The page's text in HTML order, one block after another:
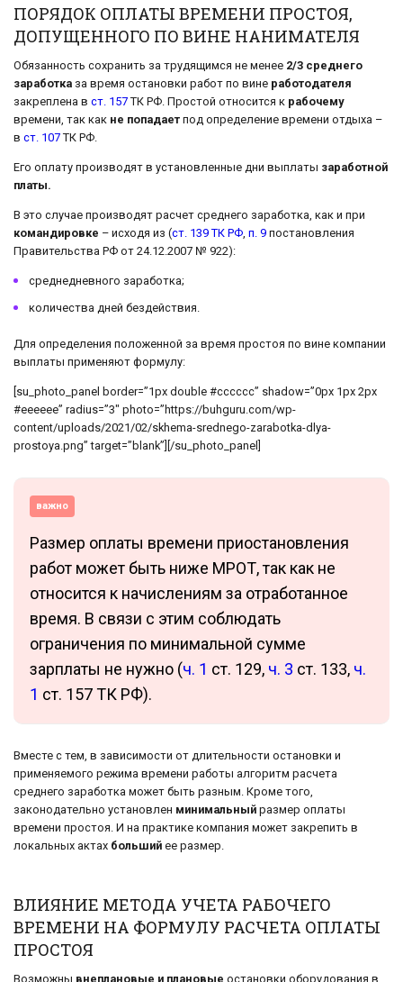
ПОРЯДОК ОПЛАТЫ ВРЕМЕНИ ПРОСТОЯ,
ДОПУЩЕННОГО ПО ВИНЕ НАНИМАТЕЛЯ
Обязанность сохранить за трудящимся не менее 2/3 среднего
заработка за время остановки работ по вине работодателя
закреплена в ст. 157 ТК РФ. Простой относится к рабочему
времени, так как не попадает под определение времени отдыха –
в ст. 107 ТК РФ.
Его оплату производят в установленные дни выплаты заработной
платы.
В это случае производят расчет среднего заработка, как и при
командировке – исходя из (ст. 139 ТК РФ, п. 9 постановления
Правительства РФ от 24.12.2007 № 922):
среднедневного заработка;
количества дней бездействия.
Для определения положенной за время простоя по вине компании
выплаты применяют формулу:
[su_photo_panel border=”1px double #cccccc” shadow=”0px 1px 2px
#eeeeee” radius=”3″ photo=”https://buhguru.com/wp-
content/uploads/2021/02/skhema-srednego-zarabotka-dlya-
prostoya.png” target=”blank”][/su_photo_panel]
важно
Размер оплаты времени приостановления
работ может быть ниже МРОТ, так как не
относится к начислениям за отработанное
время. В связи с этим соблюдать
ограничения по минимальной сумме
зарплаты не нужно (ч. 1 ст. 129, ч. 3 ст. 133, ч.
1 ст. 157 ТК РФ).
Вместе с тем, в зависимости от длительности остановки и
применяемого режима времени работы алгоритм расчета
среднего заработка может быть разным. Кроме того,
законодательно установлен минимальный размер оплаты
времени простоя. И на практике компания может закрепить в
локальных актах больший ее размер.
ВЛИЯНИЕ МЕТОДА УЧЕТА РАБОЧЕГО
ВРЕМЕНИ НА ФОРМУЛУ РАСЧЕТА ОПЛАТЫ
ПРОСТОЯ
Возможны внеплановые и плановые остановки оборудования в